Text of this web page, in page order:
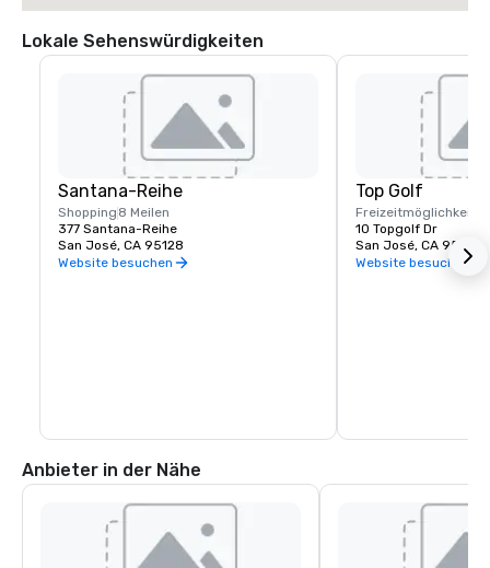
Lokale Sehenswürdigkeiten
Santana-Reihe
Shopping 8 Meilen
377 Santana-Reihe
San José, CA 95128
Website besuchen
Top Golf
Freizeitmöglichkeiten
10 Topgolf Dr
San José, CA 95002
Website besuchen
Anbieter in der Nähe